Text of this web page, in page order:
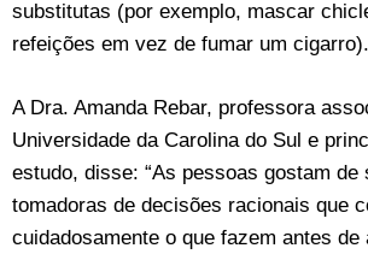
substitutas (por exemplo, mascar
refeições em vez de fumar um cigarro).
A Dra. Amanda Rebar, professora
Universidade da Carolina do Sul e
estudo, disse: “As pessoas gostam de
tomadoras de decisões racionais que
cuidadosamente o que fazem antes de